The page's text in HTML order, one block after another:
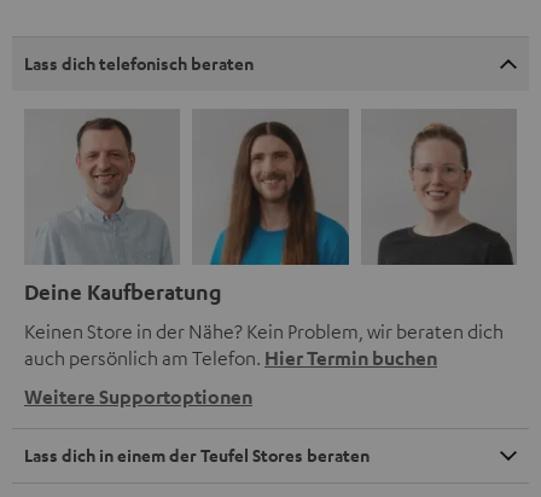
Lass dich telefonisch beraten
Deine Kaufberatung
Keinen Store in der Nähe? Kein Problem, wir beraten dich
auch persönlich am Telefon. Hier Termin buchen
Weitere Supportoptionen
Lass dich in einem der Teufel Stores beraten